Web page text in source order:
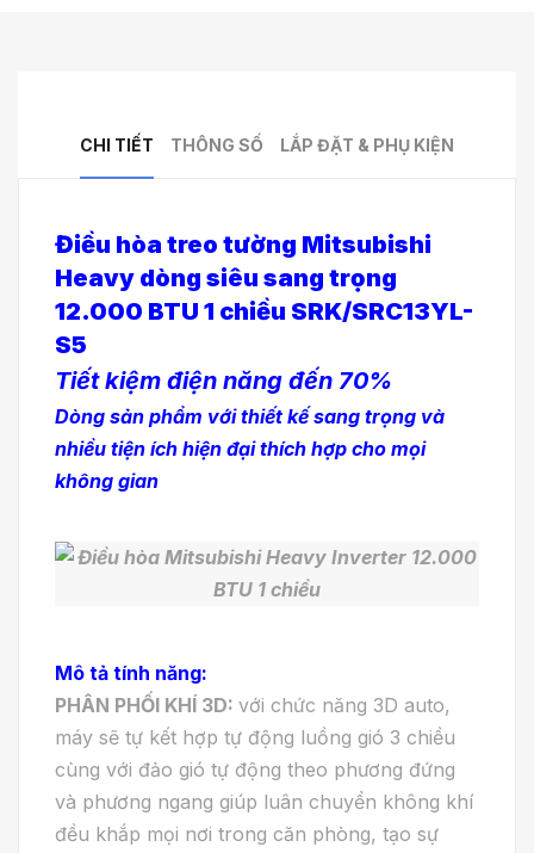
CHI TIẾT THÔNG SỐ LẮP ĐẶT & PHỤ KIỆN
Điều hòa treo tường Mitsubishi
Heavy dòng siêu sang trọng
12.000 BTU 1 chiều SRK/SRC13YL-
S5
Tiết kiệm điện năng đến 70%
Dòng sản phẩm với thiết kế sang trọng và
nhiều tiện ích hiện đại thích hợp cho mọi
không gian
Mô tả tính năng:
PHÂN PHỐI KHÍ 3D: với chức năng 3D auto,
máy sẽ tự kết hợp tự động luồng gió 3 chiều
cùng với đảo gió tự động theo phương đứng
và phương ngang giúp luân chuyển không khí
đều khắp mọi nơi trong căn phòng, tạo sự